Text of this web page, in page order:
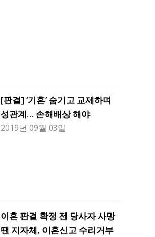
[판결] ‘기혼’ 숨기고 교제하며
성관계… 손해배상 해야
2019년 09월 03일
이혼 판결 확정 전 당사자 사망
땐 지자체, 이혼신고 수리거부